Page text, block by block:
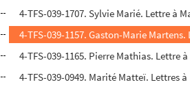
4-TFS-039-1707. Sylvie Marié. Lettre à
4-TFS-039-1157. Gaston-Marie
4-TFS-039-1165. Pierre Mathias. Lettre
4-TFS-039-0949. Marité Matteï. Lettres